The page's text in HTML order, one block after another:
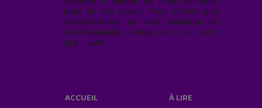
page de nos emails. Pour obtenir plus
d'informations sur nos pratiques de
confidentialité, rendez-vous sur notre
site web
ACCUEIL
À LIRE